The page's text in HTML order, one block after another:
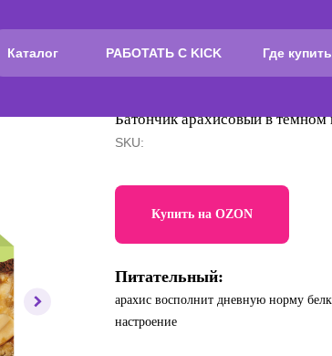
Каталог РАБОТАТЬ С KICK Где купить
Батончик арахисовый в
SKU:
Купить на OZON
Питательный:
арахис восполнит дневную норму
настроение